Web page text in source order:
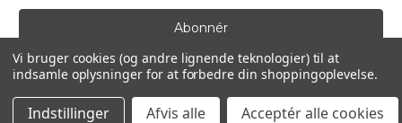
m
l
a
d
Drevet afBigCommerce
© 2026 HPnielsen
Vi bruger cookies (og andre lignende teknologier) til at
indsamle oplysninger for at forbedre din shoppingoplevelse.
Indstillinger Afvis alle Acceptér alle cookies